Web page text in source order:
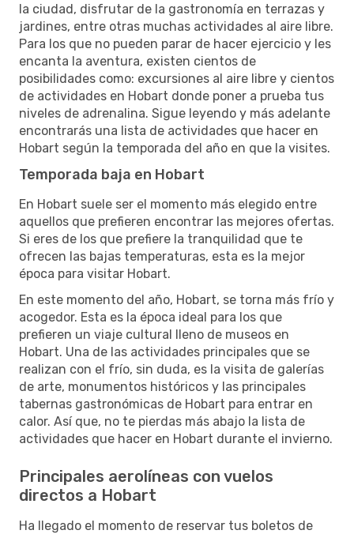
la ciudad, disfrutar de la gastronomía en terrazas y
jardines, entre otras muchas actividades al aire libre.
Para los que no pueden parar de hacer ejercicio y les
encanta la aventura, existen cientos de
posibilidades como: excursiones al aire libre y cientos
de actividades en Hobart donde poner a prueba tus
niveles de adrenalina. Sigue leyendo y más adelante
encontrarás una lista de actividades que hacer en
Hobart según la temporada del año en que la visites.
Temporada baja en Hobart
En Hobart suele ser el momento más elegido entre
aquellos que prefieren encontrar las mejores ofertas.
Si eres de los que prefiere la tranquilidad que te
ofrecen las bajas temperaturas, esta es la mejor
época para visitar Hobart.
En este momento del año, Hobart, se torna más frío y
acogedor. Esta es la época ideal para los que
prefieren un viaje cultural lleno de museos en
Hobart. Una de las actividades principales que se
realizan con el frío, sin duda, es la visita de galerías
de arte, monumentos históricos y las principales
tabernas gastronómicas de Hobart para entrar en
calor. Así que, no te pierdas más abajo la lista de
actividades que hacer en Hobart durante el invierno.
Principales aerolíneas con vuelos
directos a Hobart
Ha llegado el momento de reservar tus boletos de